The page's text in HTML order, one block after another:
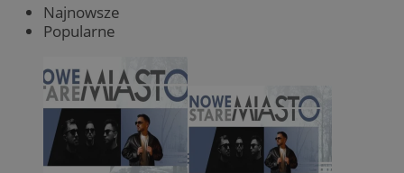
Najnowsze
Popularne